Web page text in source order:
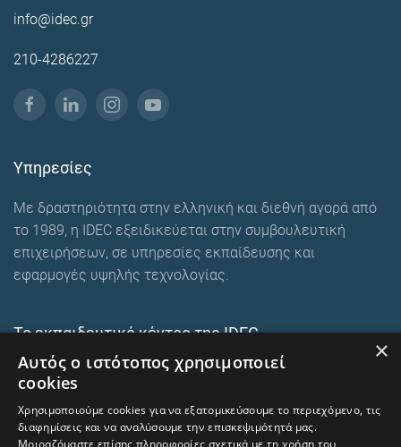
info@idec.gr
210-4286227
Υπηρεσίες
Με δραστηριότητα στην ελληνική και διεθνή αγορά από
το 1989, η IDEC εξειδικεύεται στην συμβουλευτική
επιχειρήσεων, σε υπηρεσίες εκπαίδευσης και
εφαρμογές υψηλής τεχνολογίας.
Το εκπαιδευτικό κέντρο της IDEC
Ευρωπαϊκά εκπαιδευτικά προγράμματα
Ενδοεταιρικά σεμινάρια
×
Αυτός ο ιστότοπος χρησιμοποιεί
cookies
Χρησιμοποιούμε cookies για να εξατομικεύσουμε το περιεχόμενο, τις
διαφημίσεις και να αναλύσουμε την επισκεψιμότητά μας.
Μοιραζόμαστε επίσης πληροφορίες σχετικά με τη χρήση του